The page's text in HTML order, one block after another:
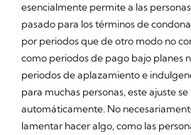
esencialmente permite a las
pasado para los términos de
por periodos que de otro modo no
como periodos de pago bajo planes
periodos de aplazamiento e
para muchas personas, este ajuste
automáticamente. No
lamentar hacer algo, como las